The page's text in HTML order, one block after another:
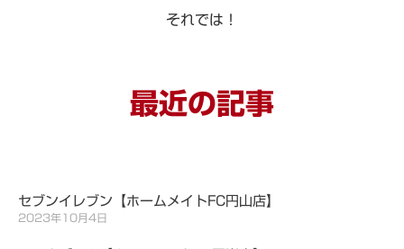
それでは！
最近の記事
セブンイレブン【ホームメイトFC円山店】
2023年10月4日